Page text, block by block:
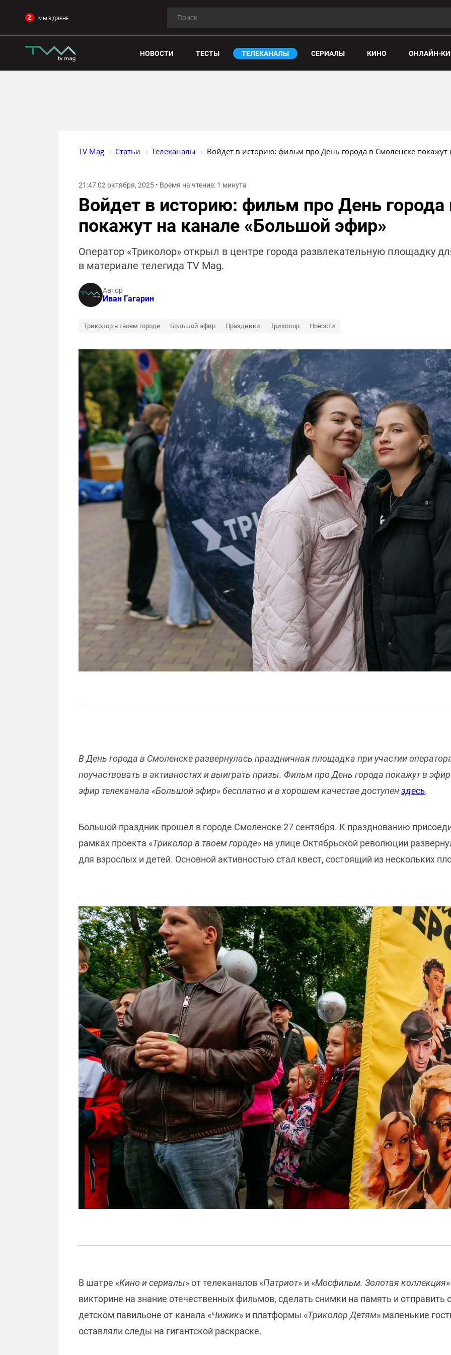
МЫ В ДЗЕНЕ
НОВОСТИ ТЕСТЫ ТЕЛЕКАНАЛЫ СЕРИАЛЫ КИНО ОНЛАЙН-
TV Mag Статьи Телеканалы Войдет в историю: фильм про День города в Смоленске
21:47 02 октября, 2025 • Время на чтение: 1 минута
Войдет в историю: фильм про День
покажут на канале «Большой эфир»
Оператор «Триколор» открыл в центре города развлекательную площадку
в материале телегида TV Mag.
Автор
Иван Гагарин
Триколор в твоем городе Большой эфир Праздники Триколор Новости
В День города в Смоленске развернулась праздничная площадка при участии
поучаствовать в активностях и выиграть призы. Фильм про День города покажут в
эфир телеканала «Большой эфир» бесплатно и в хорошем качестве доступенздесь.
Большой праздник прошел в городе Смоленске 27 сентября. К празднованию
рамках проекта «Триколор в твоем городе» на улице Октябрьской революции
для взрослых и детей. Основной активностью стал квест, состоящий из нескольких
В шатре «Кино и сериалы» от телеканалов «Патриот» и «Мосфильм. Золотая коллекция
викторине на знание отечественных фильмов, сделать снимки на память и
детском павильоне от канала «Чижик» и платформы «Триколор Детям» маленькие
оставляли следы на гигантской раскраске.